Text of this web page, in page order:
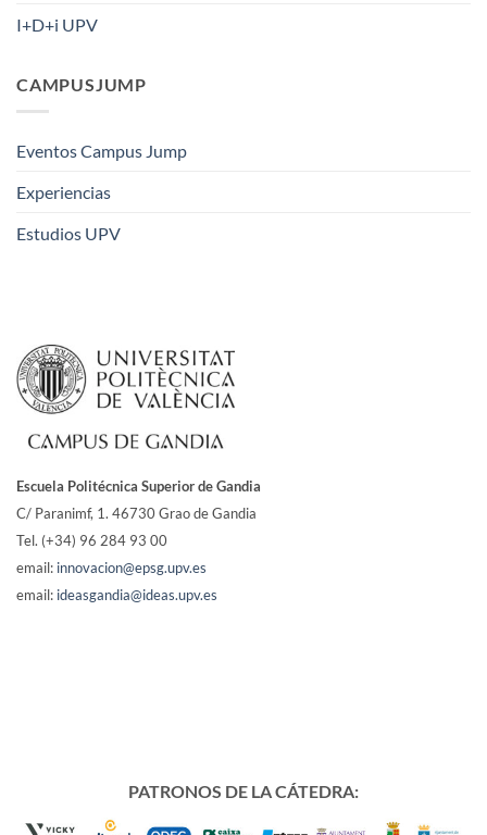
I+D+i UPV
CAMPUSJUMP
Eventos Campus Jump
Experiencias
Estudios UPV
Escuela Politécnica Superior de Gandia
C/ Paranimf, 1. 46730 Grao de Gandia
Tel. (+34) 96 284 93 00
email: innovacion@epsg.upv.es
email: ideasgandia@ideas.upv.es
PATRONOS DE LA CÁTEDRA: